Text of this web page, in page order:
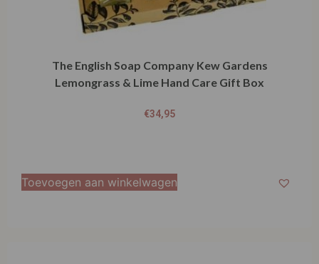
The English Soap Company Kew Gardens
Lemongrass & Lime Hand Care Gift Box
€34,95
Toevoegen aan winkelwagen